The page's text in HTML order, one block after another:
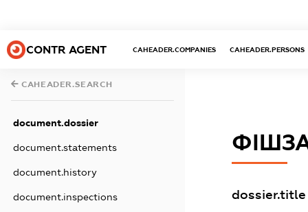
CONTR AGENT CAHEADER.COMPANIES CAHEADER.PERSONS
CAHEADER.SEARCH
document.dossier
document.statements
document.history
document.inspections dossier.title